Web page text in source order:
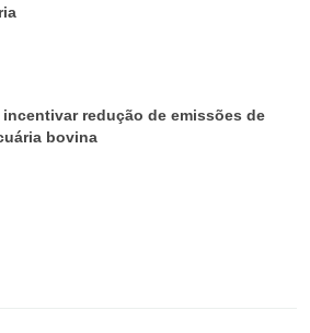
redução de emissões de
bovina